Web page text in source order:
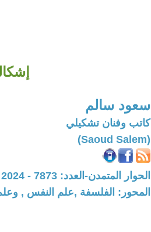
سعود سالم
كاتب وفنان تشكيلي
(Saoud Salem)
الحوار المتمدن-العدد: 7873 - 2024 / 1 / 31 - 23:57
المحور: الفلسفة ,علم النفس ,